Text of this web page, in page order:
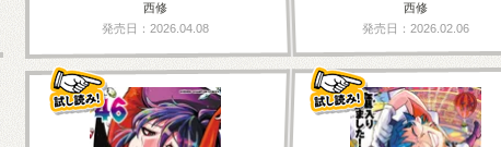
西修
発売日：2026.04.08
西修
発売日：2026.02.06